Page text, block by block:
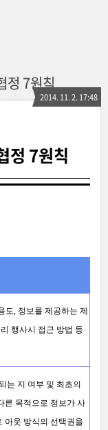
정 7원칙
2014. 11. 2. 17:48
7원칙
도, 정보를 제공하는 제
행사시 접근 방법 등
는 지 여부 및 최초의
른 목적으로 정보가 사
아웃 방식의 선택권을